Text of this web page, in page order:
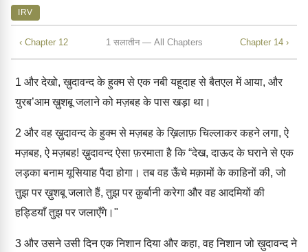
IRV
‹ Chapter 12 1 सलातीन — All Chapters Chapter 14 ›
1 और देखो, ख़ुदावन्द के हुक्म से एक नबी यहूदाह से बैतएल में आया, और
युरब’आम ख़ुशबू जलाने को मज़बह के पास खड़ा था।
2 और वह ख़ुदावन्द के हुक्म से मज़बह के ख़िलाफ़ चिल्लाकर कहने लगा, ऐ
मज़बह, ऐ मज़बह! ख़ुदावन्द ऐसा फ़रमाता है कि “देख, दाऊद के घराने से एक
लड़का बनाम यूसियाह पैदा होगा। तब वह ऊँचे मक़ामों के काहिनों की, जो
तुझ पर ख़ुशबू जलाते हैं, तुझ पर क़ुर्बानी करेगा और वह आदमियों की
हड्डियाँ तुझ पर जलाएँगे।"
3 और उसने उसी दिन एक निशान दिया और कहा, वह निशान जो ख़ुदावन्द ने